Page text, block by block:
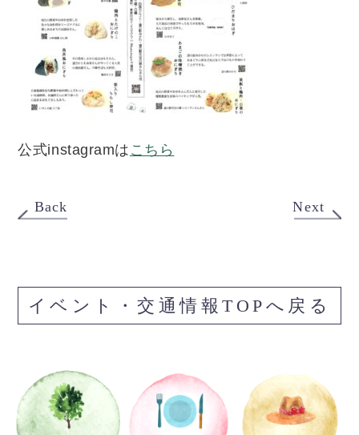
公式instagramは こちら
Back Next
イベント・交通情報TOPへ戻る